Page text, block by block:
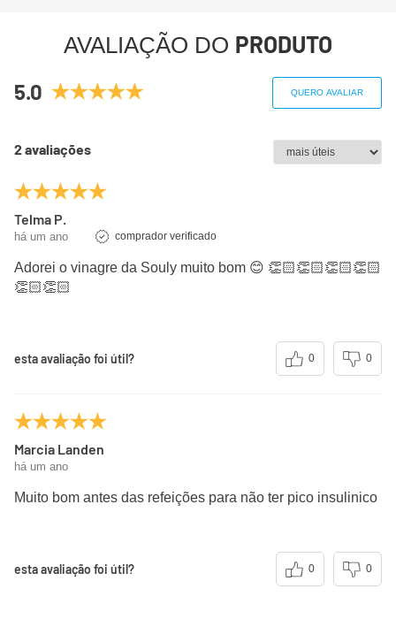
AVALIAÇÃO DO PRODUTO
5.0 QUERO AVALIAR
2 avaliações
Telma P.
há um ano comprador verificado
Adorei o vinagre da Souly muito bom 😊 👏🏻👏🏻👏🏻👏🏻
👏🏻👏🏻
esta avaliação foi útil? 0 0
Marcia Landen
há um ano
Muito bom antes das refeições para não ter pico insulinico
esta avaliação foi útil? 0 0